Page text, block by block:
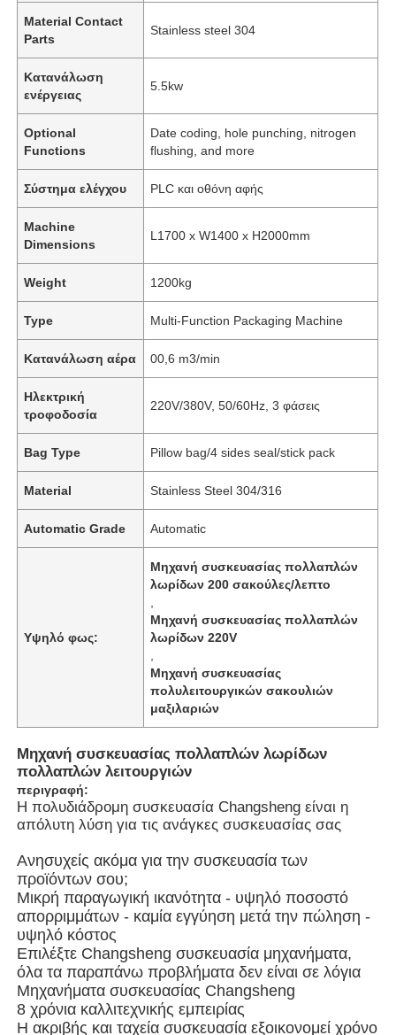
Σπίτι
Βίντεο
Επισκέψεις στο εργοστάσιο
Ποιοτικός έλεγχος
Επικοινωνήστε μαζί μας
Νέα
Υποθέσεις
Μηχανή περιστροφικής συσκευασίας
Material Contact
Parts
Stainless steel 304
Κατανάλωση
ενέργειας
5.5kw
Optional
Functions
Date coding, hole punching, nitrogen
flushing, and more
Σύστημα ελέγχου PLC και οθόνη αφής
Machine
Dimensions
L1700 x W1400 x H2000mm
Weight 1200kg
Type Multi-Function Packaging Machine
Κατανάλωση αέρα 00,6 m3/min
Ηλεκτρική
τροφοδοσία
220V/380V, 50/60Hz, 3 φάσεις
Bag Type Pillow bag/4 sides seal/stick pack
Material Stainless Steel 304/316
Automatic Grade Automatic
Υψηλό φως:
Μηχανή συσκευασίας πολλαπλών
λωρίδων 200 σακούλες/λεπτο
Μηχανή συσκευασίας πολλαπλών
λωρίδων 220V
Μηχανή συσκευασίας
πολυλειτουργικών σακουλιών
μαξιλαριών
Μηχανή συσκευασίας πολλαπλών λωρίδων
πολλαπλών λειτουργιών
περιγραφή:
Η πολυδιάδρομη συσκευασία Changsheng είναι η
απόλυτη λύση για τις ανάγκες συσκευασίας σας
Ανησυχείς ακόμα για την συσκευασία των
προϊόντων σου;
Μικρή παραγωγική ικανότητα - υψηλό ποσοστό
απορριμμάτων - καμία εγγύηση μετά την πώληση -
υψηλό κόστος
Επιλέξτε Changsheng συσκευασία μηχανήματα,
όλα τα παραπάνω προβλήματα δεν είναι σε λόγια
Μηχανήματα συσκευασίας Changsheng
8 χρόνια καλλιτεχνικής εμπειρίας
Η ακριβής και ταχεία συσκευασία εξοικονομεί χρόνο